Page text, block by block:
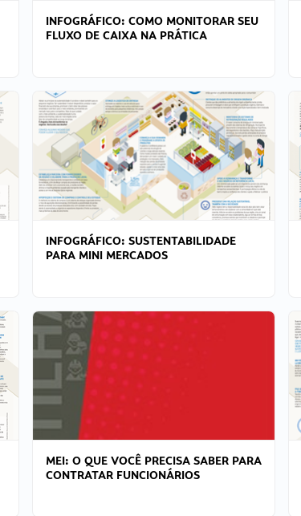
INFOGRÁFICO: COMO MONITORAR SEU
FLUXO DE CAIXA NA PRÁTICA
INFOGRÁFICO: SUSTENTABILIDADE
PARA MINI MERCADOS
MEI: O QUE VOCÊ PRECISA SABER PARA
CONTRATAR FUNCIONÁRIOS